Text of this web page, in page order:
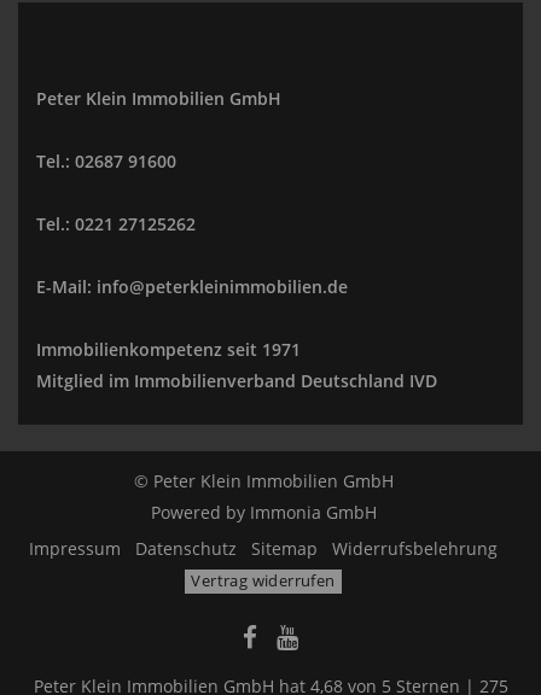
Peter Klein Immobilien GmbH
Tel.: 02687 91600
Tel.: 0221 27125262
E-Mail: info@peterkleinimmobilien.de
Immobilienkompetenz seit 1971
Mitglied im Immobilienverband Deutschland IVD
© Peter Klein Immobilien GmbH
Powered by Immonia GmbH
Impressum
Datenschutz Sitemap Widerrufsbelehrung
Vertrag widerrufen
Peter Klein Immobilien GmbH hat 4,68von 5 Sternen | 275